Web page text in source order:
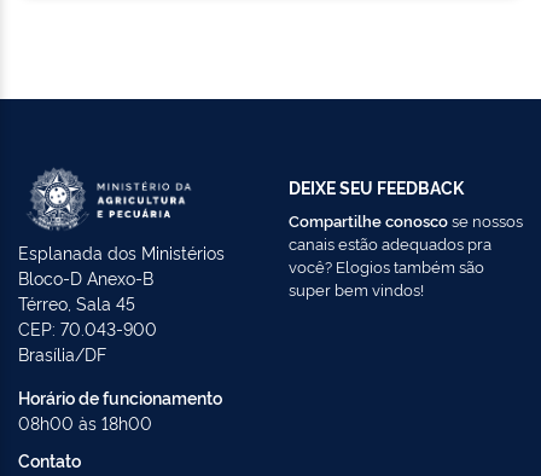
Esplanada dos Ministérios
Bloco-D Anexo-B
Térreo, Sala 45
CEP: 70.043-900
Brasília/DF
Horário de funcionamento
08h00 às 18h00
Contato
DEIXE SEU FEEDBACK
Compartilhe conoscose nossos
canais estão adequados pra
você? Elogios também são
super bem vindos!